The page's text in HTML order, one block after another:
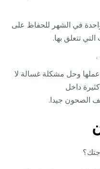
في الشهر للحفاظ على
تتعلق بها.
.
وحل مشكلة غسالة لا
داخل
الصحون جيدا.